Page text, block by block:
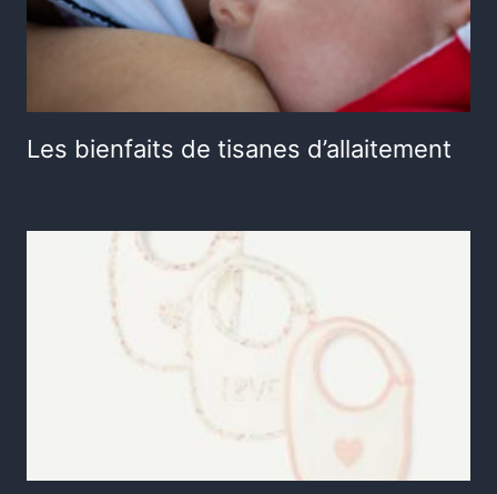
Les bienfaits de tisanes d’allaitement